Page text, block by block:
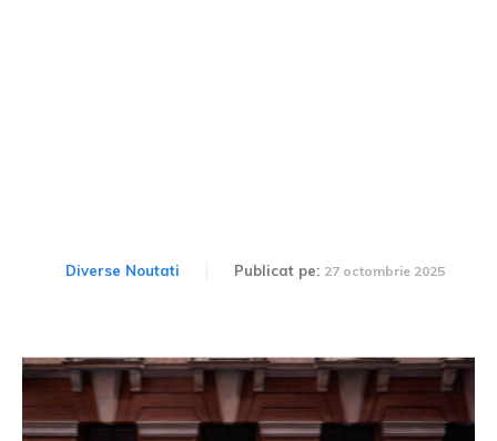
Diverse Noutati Publicat pe: 27 octombrie 2025